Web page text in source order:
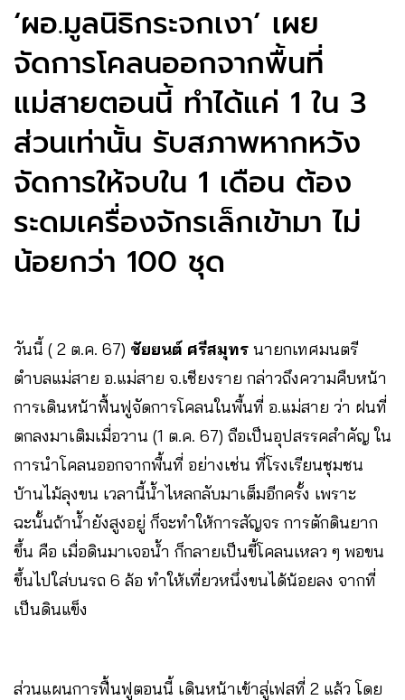
‘ผอ.มูลนิธิกระจกเงา’ เผย
จัดการโคลนออกจากพื้นที่
แม่สายตอนนี้ ทำได้แค่ 1 ใน 3
ส่วนเท่านั้น รับสภาพหากหวัง
จัดการให้จบใน 1 เดือน ต้อง
ระดมเครื่องจักรเล็กเข้ามา ไม่
น้อยกว่า 100 ชุด
วันนี้ ( 2 ต.ค. 67) ชัยยนต์ ศรีสมุทร นายกเทศมนตรี
ตำบลแม่สาย อ.แม่สาย จ.เชียงราย กล่าวถึงความคืบหน้า
การเดินหน้าฟื้นฟูจัดการโคลนในพื้นที่ อ.แม่สาย ว่า ฝนที่
ตกลงมาเติมเมื่อวาน (1 ต.ค. 67) ถือเป็นอุปสรรคสำคัญ ใน
การนำโคลนออกจากพื้นที่ อย่างเช่น ที่โรงเรียนชุมชน
บ้านไม้ลุงขน เวลานี้น้ำไหลกลับมาเต็มอีกครั้ง เพราะ
ฉะนั้นถ้าน้ำยังสูงอยู่ ก็จะทำให้การสัญจร การตักดินยาก
ขึ้น คือ เมื่อดินมาเจอน้ำ ก็กลายเป็นขี้โคลนเหลว ๆ พอขน
ขึ้นไปใส่บนรถ 6 ล้อ ทำให้เที่ยวหนึ่งขนได้น้อยลง จากที่
เป็นดินแข็ง
ส่วนแผนการฟื้นฟูตอนนี้ เดินหน้าเข้าสู่เฟสที่ 2 แล้ว โดย